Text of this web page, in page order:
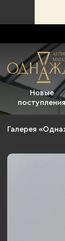
Новые
Галерея